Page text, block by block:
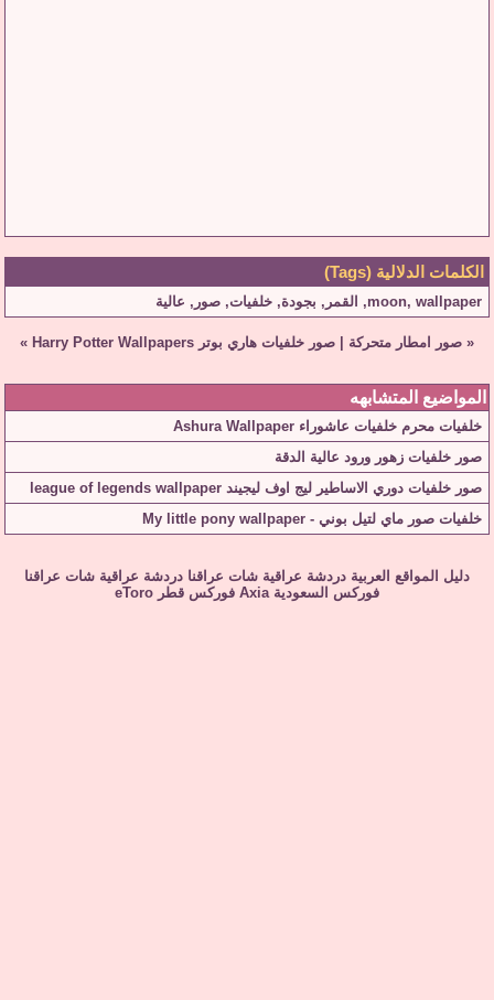
الكلمات الدلالية (Tags)
moon, wallpaper
, القمر , بجودة, خلفيات, صور , عالية
« صور امطار متحركة صور خلفيات هاري بوتر Harry Potter Wallpapers »
المواضيع المتشابهه
خلفيات محرم خلفيات عاشوراء Ashura Wallpaper
صور خلفيات زهور ورود عالية الدقة
صور خلفيات دوري الاساطير ليج اوف ليجيند league of legends wallpaper
خلفيات صور ماي لتيل بوني - My little pony wallpaper
دليل المواقع العربية دردشة عراقية شات عراقنا دردشة عراقية شات عراقنا
فوركس السعودية Axia فوركس قطر eToro